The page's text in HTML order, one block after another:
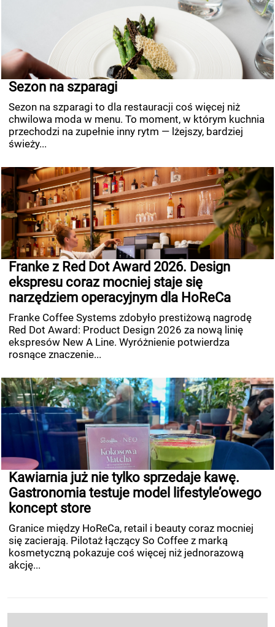
Sezon na szparagi
Sezon na szparagi to dla restauracji coś więcej niż
chwilowa moda w menu. To moment, w którym kuchnia
przechodzi na zupełnie inny rytm — lżejszy, bardziej
świeży...
Franke z Red Dot Award 2026. Design
ekspresu coraz mocniej staje się
narzędziem operacyjnym dla HoReCa
Franke Coffee Systems zdobyło prestiżową nagrodę
Red Dot Award: Product Design 2026 za nową linię
ekspresów New A Line. Wyróżnienie potwierdza
rosnące znaczenie...
Kawiarnia już nie tylko sprzedaje kawę.
Gastronomia testuje model lifestyle’owego
koncept store
Granice między HoReCa, retail i beauty coraz mocniej
się zacierają. Pilotaż łączący So Coffee z marką
kosmetyczną pokazuje coś więcej niż jednorazową
akcję...